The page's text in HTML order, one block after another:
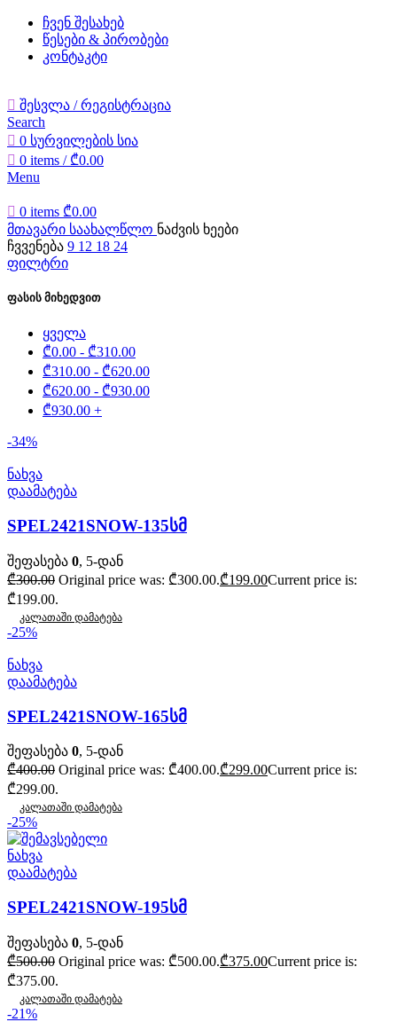
ჩვენ შესახებ
წესები & პირობები
კონტაკტი
შესვლა / რეგისტრაცია
Search
0 სურვილების სია
0 items / ₾0.00
Menu
0 items ₾0.00
მთავარი საახალწლო ნაძვის ხეები
ჩვვენება 9 12 18 24
ფილტრი
ფასის მიხედვით
ყველა
₾0.00 - ₾310.00
₾310.00 - ₾620.00
₾620.00 - ₾930.00
₾930.00 +
-34%
ნახვა
დაამატება
SPEL2421SNOW-135სმ
შეფასება 0, 5-დან
₾300.00 Original price was: ₾300.00.₾199.00Current price is:
₾199.00.
კალათაში დამატება
-25%
ნახვა
დაამატება
SPEL2421SNOW-165სმ
შეფასება 0, 5-დან
₾400.00 Original price was: ₾400.00.₾299.00Current price is:
₾299.00.
კალათაში დამატება
-25%
ნახვა
დაამატება
SPEL2421SNOW-195სმ
შეფასება 0, 5-დან
₾500.00 Original price was: ₾500.00.₾375.00Current price is:
₾375.00.
კალათაში დამატება
-21%